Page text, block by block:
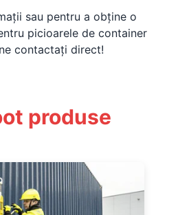
sau pentru a obține o
picioarele de container
contactați direct!
produse